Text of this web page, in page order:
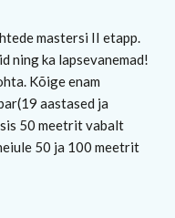
mastersi II etapp.
ning ka lapsevanemad!
Kõige enam
aastased ja
50 meetrit vabalt
50 ja 100 meetrit